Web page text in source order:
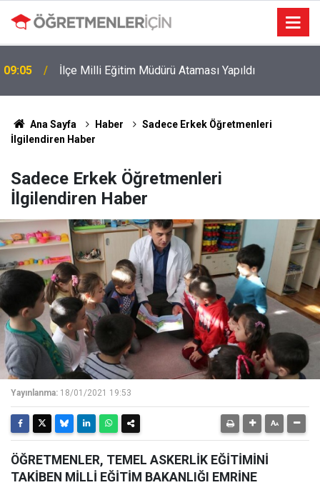
09:05 İlçe Milli Eğitim Müdürü Ataması Yapıldı
Ana Sayfa Haber
Sadece Erkek Öğretmenleri
İlgilendiren Haber
Sadece Erkek Öğretmenleri
İlgilendiren Haber
Yayınlanma: 18/01/2021 19:53
ÖĞRETMENLER, TEMEL ASKERLİK EĞİTİMİNİ
TAKİBEN MİLLİ EĞİTİM BAKANLIĞI EMRİNE